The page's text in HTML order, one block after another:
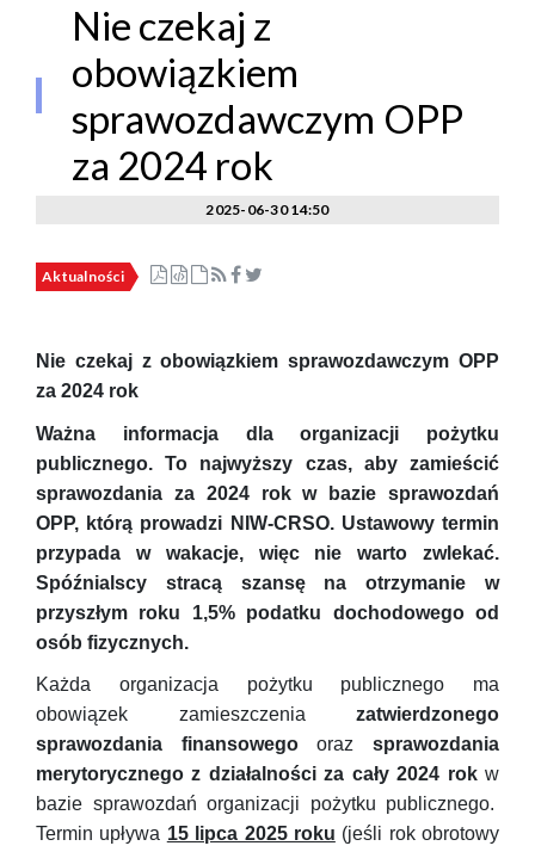
Nie czekaj z
obowiązkiem
sprawozdawczym OPP
za 2024 rok
2025-06-30 14:50
Aktualności
Nie czekaj z obowiązkiem sprawozdawczym OPP
za 2024 rok
Ważna informacja dla organizacji pożytku
publicznego. To najwyższy czas, aby zamieścić
sprawozdania za 2024 rok w bazie sprawozdań
OPP, którą prowadzi NIW-CRSO. Ustawowy termin
przypada w wakacje, więc nie warto zwlekać.
Spóźnialscy stracą szansę na otrzymanie w
przyszłym roku 1,5% podatku dochodowego od
osób fizycznych.
Każda organizacja pożytku publicznego ma
obowiązek zamieszczenia zatwierdzonego
sprawozdania finansowegoorazsprawozdania
merytorycznego z działalności za cały 2024 rokw
bazie sprawozdań organizacji pożytku publicznego.
Termin upływa 15 lipca 2025 roku (jeśli rok obrotowy